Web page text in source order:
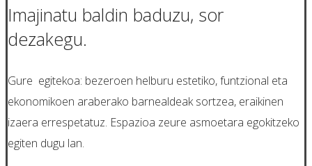
Imajinatu baldin baduzu, sor
dezakegu.
Gure egitekoa: bezeroen helburu estetiko, funtzional eta
ekonomikoen araberako barnealdeak sortzea, eraikinen
izaera errespetatuz. Espazioa zeure asmoetara egokitzeko
egiten dugu lan.